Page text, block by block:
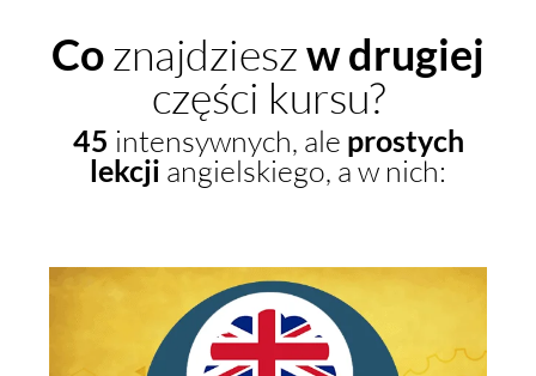
Coznajdzieszw drugiej
części kursu?
45 intensywnych, ale prostych
lekcji angielskiego, a w nich: